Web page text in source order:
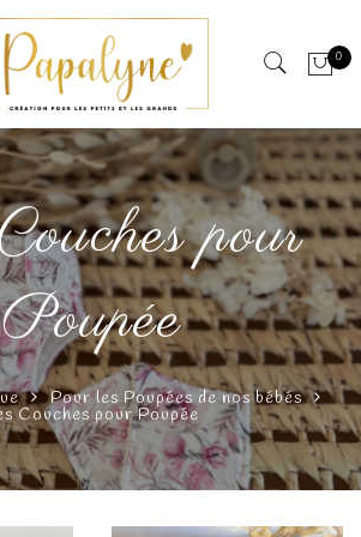
0
pour
Poupée
Pour les Poupées de nos bébés
Couches pour Poupée